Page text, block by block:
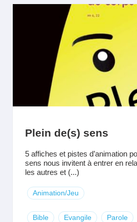
Plein de(s) sens
5 affiches et pistes d’animation
sens nous invitent à entrer en
les autres et (...)
Animation/Jeu
Bible Evangile Parole